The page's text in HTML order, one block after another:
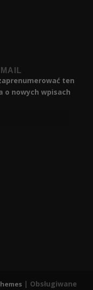
ten
o nowych wpisach
| Obsługiwane